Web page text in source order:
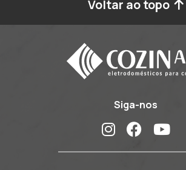
Voltar ao topo
Siga-nos